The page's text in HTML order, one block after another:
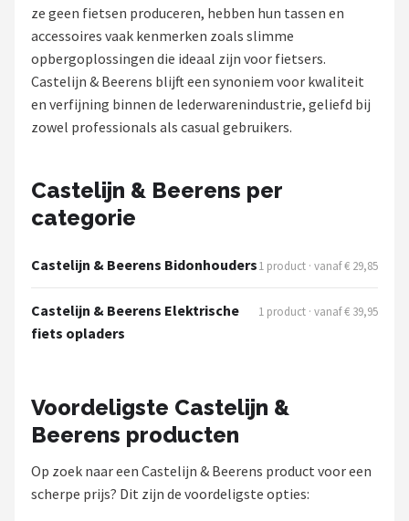
Elektrische fietsen
Mountainbikes
Shop
Basil
Volare
ABUS
AXA
BBB Cycling
Voltano
ze geen fietsen produceren, hebben hun tassen en
accessoires vaak kenmerken zoals slimme
opbergoplossingen die ideaal zijn voor fietsers.
Castelijn & Beerens blijft een synoniem voor kwaliteit
en verfijning binnen de lederwarenindustrie, geliefd bij
zowel professionals als casual gebruikers.
Castelijn & Beerens per
categorie
Castelijn & Beerens Bidonhouders1 product · vanaf € 29,85
Castelijn & Beerens Elektrische
fiets opladers
1 product · vanaf € 39,95
Voordeligste Castelijn &
Beerens producten
Op zoek naar een Castelijn & Beerens product voor een
scherpe prijs? Dit zijn de voordeligste opties: